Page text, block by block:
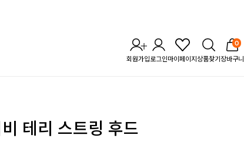
회원가입로그인마이페이지 상품찾기
0
장바구니
테리 스트링 후드